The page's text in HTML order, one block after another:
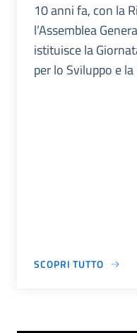
10 anni fa, con la
l’Assemblea
istituisce la
per lo Sviluppo e la
SCOPRI TUTTO